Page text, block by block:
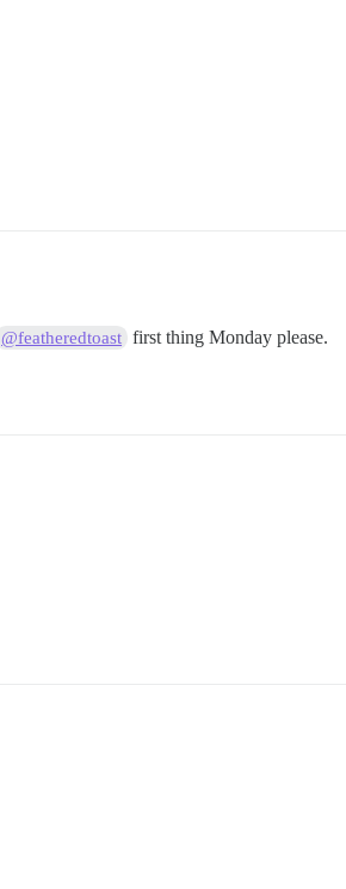
@featheredtoast first thing Monday please.